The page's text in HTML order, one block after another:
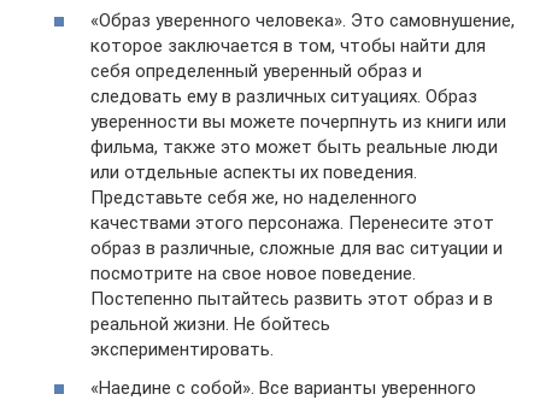
«Образ уверенного человека». Это самовнушение,
которое заключается в том, чтобы найти для
себя определенный уверенный образ и
следовать ему в различных ситуациях. Образ
уверенности вы можете почерпнуть из книги или
фильма, также это может быть реальные люди
или отдельные аспекты их поведения.
Представьте себя же, но наделенного
качествами этого персонажа. Перенесите этот
образ в различные, сложные для вас ситуации и
посмотрите на свое новое поведение.
Постепенно пытайтесь развить этот образ и в
реальной жизни. Не бойтесь
экспериментировать.
«Наедине с собой». Все варианты уверенного